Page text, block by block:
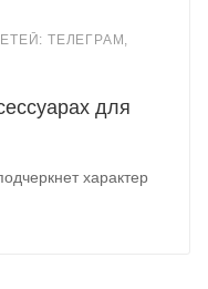
ТЕЛЕГРАМ,
для
характер